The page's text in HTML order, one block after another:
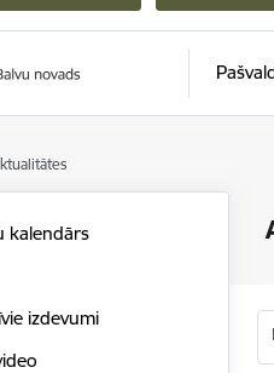
kalendārs
izdevumi